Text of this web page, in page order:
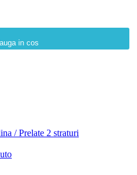
in cos
/ Prelate 2 straturi